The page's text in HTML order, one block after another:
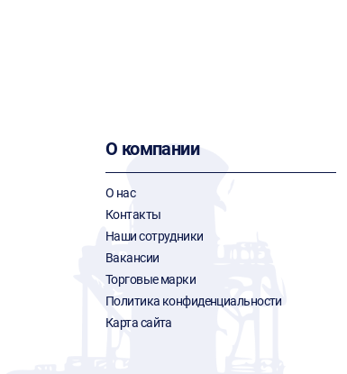
О компании
О нас
Контакты
Наши сотрудники
Вакансии
Торговые марки
Политика конфиденциальности
Карта сайта